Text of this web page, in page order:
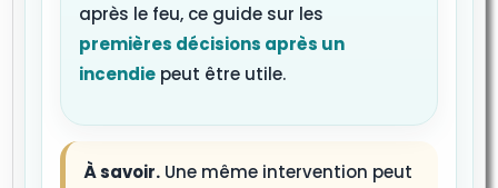
après le feu, ce guide sur les
premières décisions après un
incendie peut être utile.
À savoir. Une même intervention peut